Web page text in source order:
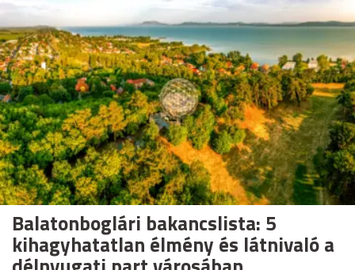
Balatonboglári bakancslista: 5
kihagyhatatlan élmény és látnivaló a